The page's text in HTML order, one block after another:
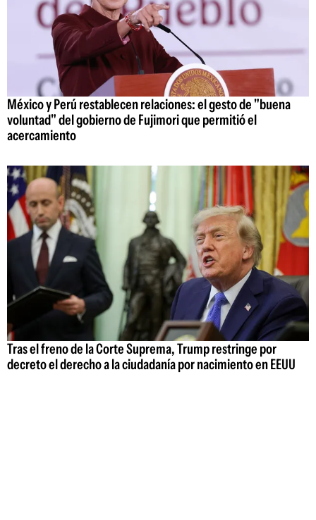
México y Perú restablecen relaciones: el gesto de "buena
voluntad" del gobierno de Fujimori que permitió el
acercamiento
Tras el freno de la Corte Suprema, Trump restringe por
decreto el derecho a la ciudadanía por nacimiento en EEUU